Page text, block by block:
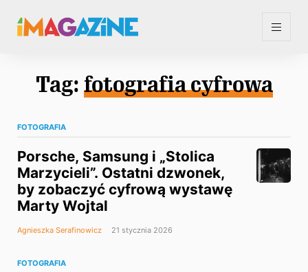
Tag: fotografia cyfrowa
FOTOGRAFIA
Porsche, Samsung i „Stolica
Marzycieli”. Ostatni dzwonek,
by zobaczyć cyfrową wystawę
Marty Wojtal
Agnieszka Serafinowicz 21 stycznia 2026
FOTOGRAFIA